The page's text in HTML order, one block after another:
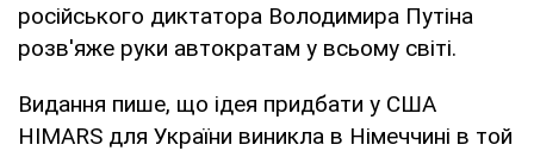
російського диктатора Володимира Путіна
розв'яже руки автократам у всьому світі.
Видання пише, що ідея придбати у США
HIMARS для України виникла в Німеччині в той